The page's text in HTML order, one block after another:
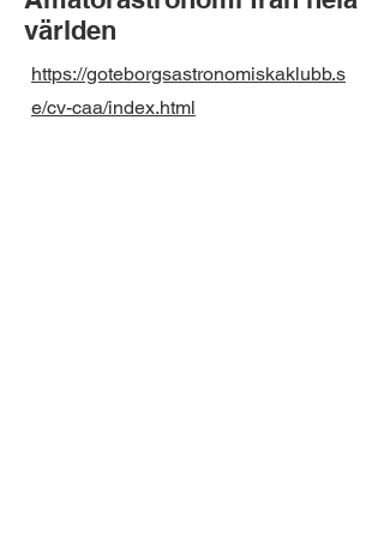
världen
https://goteborgsastronomiskaklubb.s
e/cv-caa/index.html